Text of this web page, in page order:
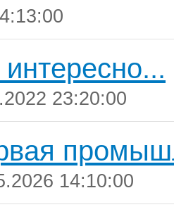
23:20:00
14:10:00